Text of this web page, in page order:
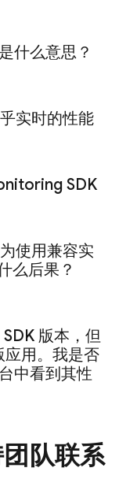
什么意思？
实时的性能
SDK
使用兼容实
么后果？
版本，但
应用。我是否
中看到其性
队联系